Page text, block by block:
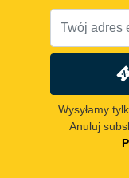
Wysyłamy
Anuluj